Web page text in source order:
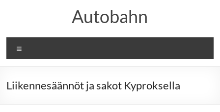
Autobahn
Liikennesäännöt ja sakot Kyproksella